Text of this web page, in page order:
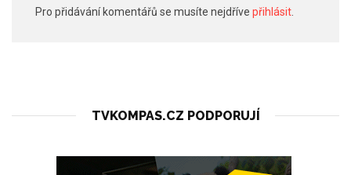
Pro přidávání komentářů se musíte nejdříve přihlásit
TVKOMPAS.CZ PODPORUJÍ